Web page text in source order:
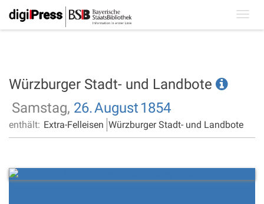
Würzburger Stadt- und Landbote
Samstag, 26.August 1854
enthält: Extra-Felleisen Würzburger Stadt- und Landbote